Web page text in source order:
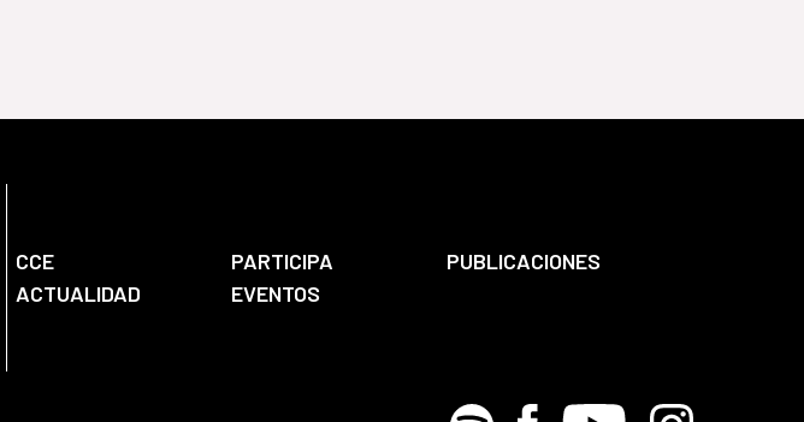
CCE PARTICIPA
PUBLICACIONES
ACTUALIDAD
EVENTOS